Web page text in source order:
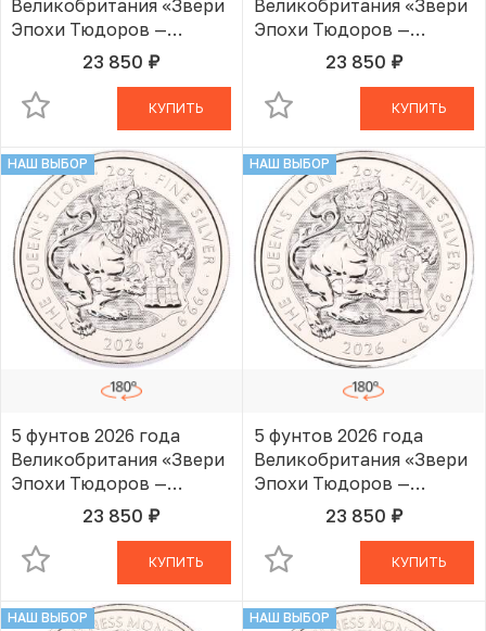
Великобритания «Звери
Эпохи Тюдоров —
Королевский Лев»
23 850 руб.
В КОРЗИНЕ
КУПИТЬ
Великобритания «Звери
Эпохи Тюдоров —
Королевский Лев»
23 850 руб.
В КОРЗИНЕ
КУПИТЬ
НАШ ВЫБОР
5 фунтов 2026 года
Великобритания «Звери
Эпохи Тюдоров —
Королевский Лев»
23 850 руб.
В КОРЗИНЕ
КУПИТЬ
НАШ ВЫБОР
5 фунтов 2026 года
Великобритания «Звери
Эпохи Тюдоров —
Королевский Лев»
23 850 руб.
В КОРЗИНЕ
КУПИТЬ
НАШ ВЫБОР НАШ ВЫБОР